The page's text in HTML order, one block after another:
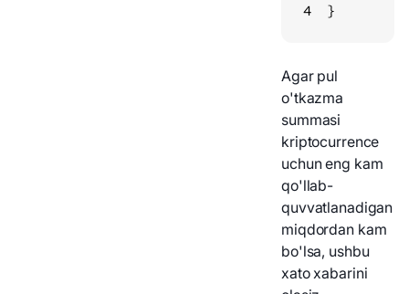
4
}
Agar pul
o'tkazma
summasi
kriptocurrence
uchun eng kam
qo'llab-
quvvatlanadigan
miqdordan kam
bo'lsa, ushbu
xato xabarini